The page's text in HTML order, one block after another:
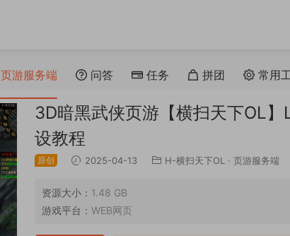
页游服务端 问答 任务 拼团 常用
3D暗黑武侠页游【横扫天下OL
设教程
原创 2025-04-13 H-横扫天下OL · 页游服务端
资源大小： 1.48 GB
游戏平台： WEB网页